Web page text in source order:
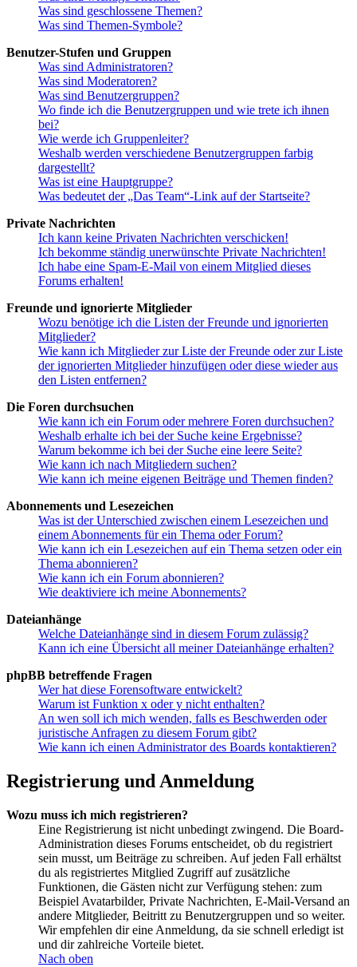
Was sind geschlossene Themen?
Was sind Themen-Symbole?
Benutzer-Stufen und Gruppen
Was sind Administratoren?
Was sind Moderatoren?
Was sind Benutzergruppen?
Wo finde ich die Benutzergruppen und wie trete ich ihnen
bei?
Wie werde ich Gruppenleiter?
Weshalb werden verschiedene Benutzergruppen farbig
dargestellt?
Was ist eine Hauptgruppe?
Was bedeutet der „Das Team“-Link auf der Startseite?
Private Nachrichten
Ich kann keine Privaten Nachrichten verschicken!
Ich bekomme ständig unerwünschte Private Nachrichten!
Ich habe eine Spam-E-Mail von einem Mitglied dieses
Forums erhalten!
Freunde und ignorierte Mitglieder
Wozu benötige ich die Listen der Freunde und ignorierten
Mitglieder?
Wie kann ich Mitglieder zur Liste der Freunde oder zur Liste
der ignorierten Mitglieder hinzufügen oder diese wieder aus
den Listen entfernen?
Die Foren durchsuchen
Wie kann ich ein Forum oder mehrere Foren durchsuchen?
Weshalb erhalte ich bei der Suche keine Ergebnisse?
Warum bekomme ich bei der Suche eine leere Seite?
Wie kann ich nach Mitgliedern suchen?
Wie kann ich meine eigenen Beiträge und Themen finden?
Abonnements und Lesezeichen
Was ist der Unterschied zwischen einem Lesezeichen und
einem Abonnements für ein Thema oder Forum?
Wie kann ich ein Lesezeichen auf ein Thema setzen oder ein
Thema abonnieren?
Wie kann ich ein Forum abonnieren?
Wie deaktiviere ich meine Abonnements?
Dateianhänge
Welche Dateianhänge sind in diesem Forum zulässig?
Kann ich eine Übersicht all meiner Dateianhänge erhalten?
phpBB betreffende Fragen
Wer hat diese Forensoftware entwickelt?
Warum ist Funktion x oder y nicht enthalten?
An wen soll ich mich wenden, falls es Beschwerden oder
juristische Anfragen zu diesem Forum gibt?
Wie kann ich einen Administrator des Boards kontaktieren?
Registrierung und Anmeldung
Wozu muss ich mich registrieren?
Eine Registrierung ist nicht unbedingt zwingend. Die Board-
Administration dieses Forums entscheidet, ob du registriert
sein musst, um Beiträge zu schreiben. Auf jeden Fall erhältst
du als registriertes Mitglied Zugriff auf zusätzliche
Funktionen, die Gästen nicht zur Verfügung stehen: zum
Beispiel Avatarbilder, Private Nachrichten, E-Mail-Versand an
andere Mitglieder, Beitritt zu Benutzergruppen und so weiter.
Wir empfehlen dir eine Anmeldung, da sie schnell erledigt ist
und dir zahlreiche Vorteile bietet.
Nach oben